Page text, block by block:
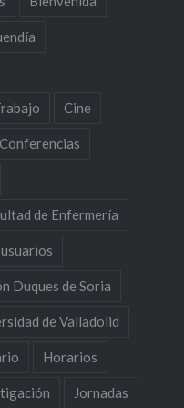
Cine
Conferencias
de Enfermería
Duques de Soria
de Valladolid
Horarios
Jornadas